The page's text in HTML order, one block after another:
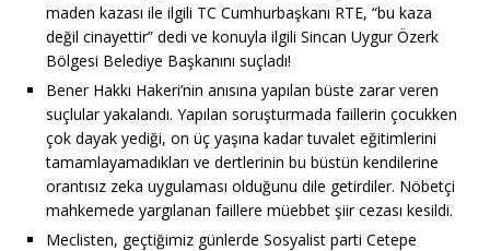
maden kazası ile ilgili TC Cumhurbaşkanı RTE, “bu kaza
değil cinayettir” dedi ve konuyla ilgili Sincan Uygur Özerk
Bölgesi Belediye Başkanını suçladı!
Bener Hakkı Hakeri’nin anısına yapılan büste zarar veren
suçlular yakalandı. Yapılan soruşturmada faillerin çocukken
çok dayak yediği, on üç yaşına kadar tuvalet eğitimlerini
tamamlayamadıkları ve dertlerinin bu büstün kendilerine
orantısız zeka uygulaması olduğunu dile getirdiler. Nöbetçi
mahkemede yargılanan faillere müebbet şiir cezası kesildi.
Meclisten, geçtiğimiz günlerde Sosyalist parti Cetepe